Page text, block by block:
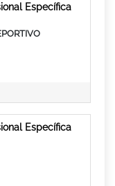
Específica
Específica